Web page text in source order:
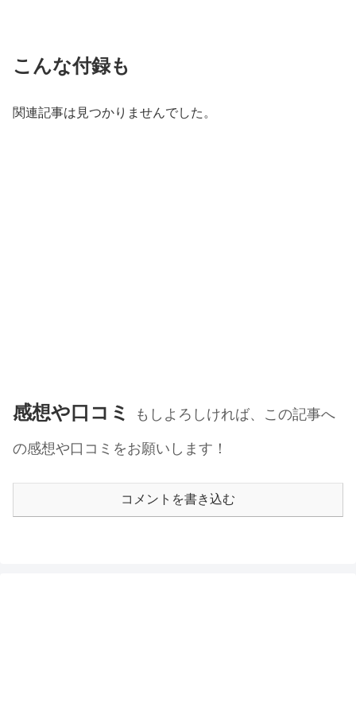
こんな付録も
関連記事は見つかりませんでした。
感想や口コミ
もしよろしければ、この記事へ
の感想や口コミをお願いします！
コメントを書き込む